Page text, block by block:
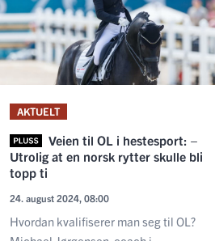
AKTUELT
Veien til OL i hestesport: –
Utrolig at en norsk rytter skulle bli
topp ti
24. august 2024, 08:00
Hvordan kvalifiserer man seg til OL?